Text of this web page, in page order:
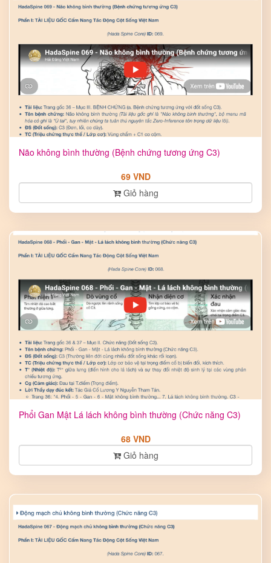
Não không bình thường (Bệnh chứng tương ứng C3)
69 VND
Giỏ hàng
Phổi Gan Mật Lá lách không bình thường (Chức năng C3)
68 VND
Giỏ hàng